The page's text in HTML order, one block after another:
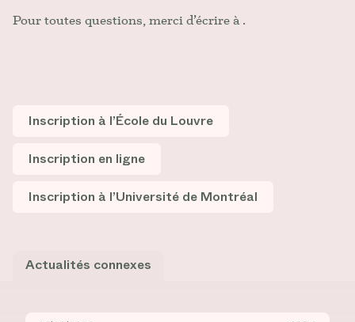
Pour toutes questions, merci d’écrire à.
Inscription à l’École du Louvre
Inscription en ligne
Inscription à l’Université de Montréal
Actualités connexes